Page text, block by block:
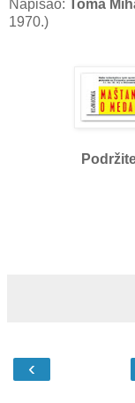
Napisao: Toma
1970.)
‹